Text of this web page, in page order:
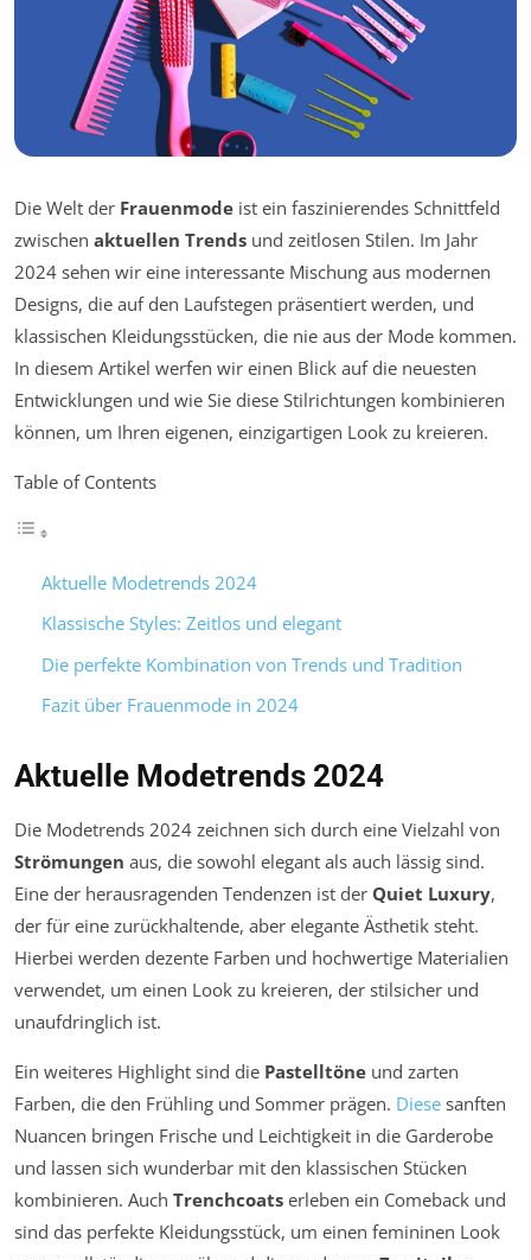
Die Welt der Frauenmode ist ein faszinierendes Schnittfeld
zwischen aktuellen Trends und zeitlosen Stilen. Im Jahr
2024 sehen wir eine interessante Mischung aus modernen
Designs, die auf den Laufstegen präsentiert werden, und
klassischen Kleidungsstücken, die nie aus der Mode kommen.
In diesem Artikel werfen wir einen Blick auf die neuesten
Entwicklungen und wie Sie diese Stilrichtungen kombinieren
können, um Ihren eigenen, einzigartigen Look zu kreieren.
Table of Contents
Aktuelle Modetrends 2024
Klassische Styles: Zeitlos und elegant
Die perfekte Kombination von Trends und Tradition
Fazit über Frauenmode in 2024
Aktuelle Modetrends 2024
Die Modetrends 2024 zeichnen sich durch eine Vielzahl von
Strömungen aus, die sowohl elegant als auch lässig sind.
Eine der herausragenden Tendenzen ist der Quiet Luxury,
der für eine zurückhaltende, aber elegante Ästhetik steht.
Hierbei werden dezente Farben und hochwertige Materialien
verwendet, um einen Look zu kreieren, der stilsicher und
unaufdringlich ist.
Ein weiteres Highlight sind die Pastelltöne und zarten
Farben, die den Frühling und Sommer prägen. Diese sanften
Nuancen bringen Frische und Leichtigkeit in die Garderobe
und lassen sich wunderbar mit den klassischen Stücken
kombinieren. Auch Trenchcoats erleben ein Comeback und
sind das perfekte Kleidungsstück, um einen femininen Look